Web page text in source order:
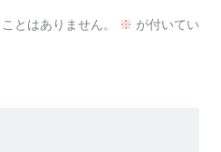
とはありません。 ※ が付いてい